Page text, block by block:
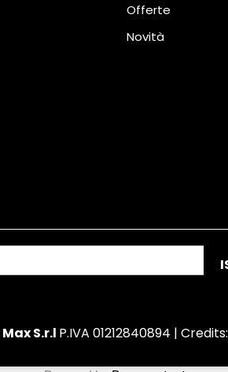
Offerte
Novità
Max S.r.l P.IVA 01212840894 | Credits: